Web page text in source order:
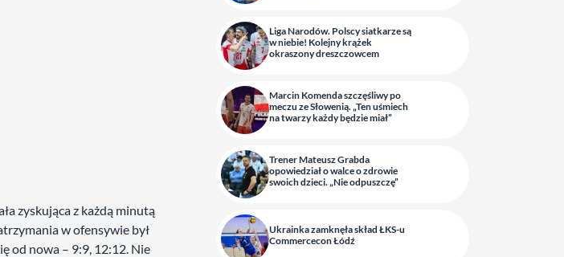
zyskująca z każdą minutą
w ofensywie był
od nowa – 9:9, 12:12. Nie
Liga Narodów. Polscy siatkarze są
w niebie! Kolejny krążek
okraszony dreszczowcem
Marcin Komenda szczęśliwy po
meczu ze Słowenią. „Ten uśmiech
na twarzy każdy będzie miał”
Trener Mateusz Grabda
opowiedział o walce o zdrowie
swoich dzieci. „Nie odpuszczę”
Ukrainka zamknęła skład ŁKS-u
Commercecon Łódź